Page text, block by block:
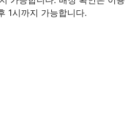
1시까지 가능합니다​​.